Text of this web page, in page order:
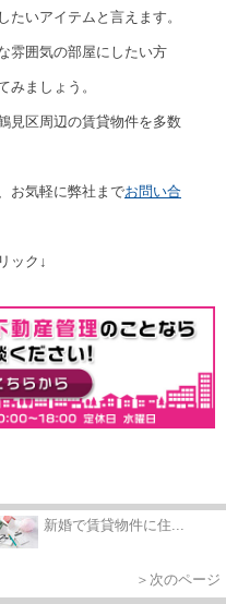
たいアイテムと言えます。
雰囲気の部屋にしたい方
みましょう。
見区周辺の賃貸物件を多数
お気軽に弊社までお問い合
ック↓
新婚で賃貸物件に住...
＞次のページ